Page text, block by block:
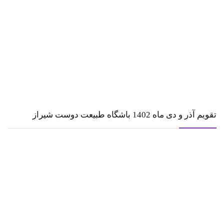
تقویم آذر و دی ماه 1402 باشگاه طبیعت دوست شیراز